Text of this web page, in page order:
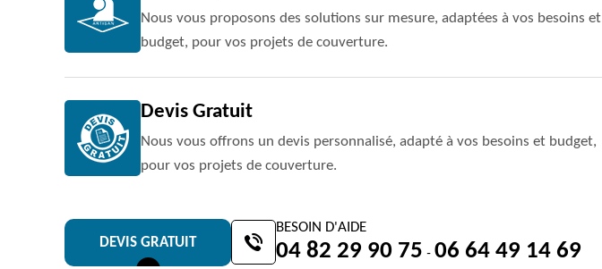
Nous vous proposons des solutions sur mesure, adaptées à vos besoins et
budget, pour vos projets de couverture.
Devis Gratuit
Nous vous offrons un devis personnalisé, adapté à vos besoins et budget,
pour vos projets de couverture.
DEVIS GRATUIT
BESOIN D'AIDE
04 82 29 90 75 - 06 64 49 14 69